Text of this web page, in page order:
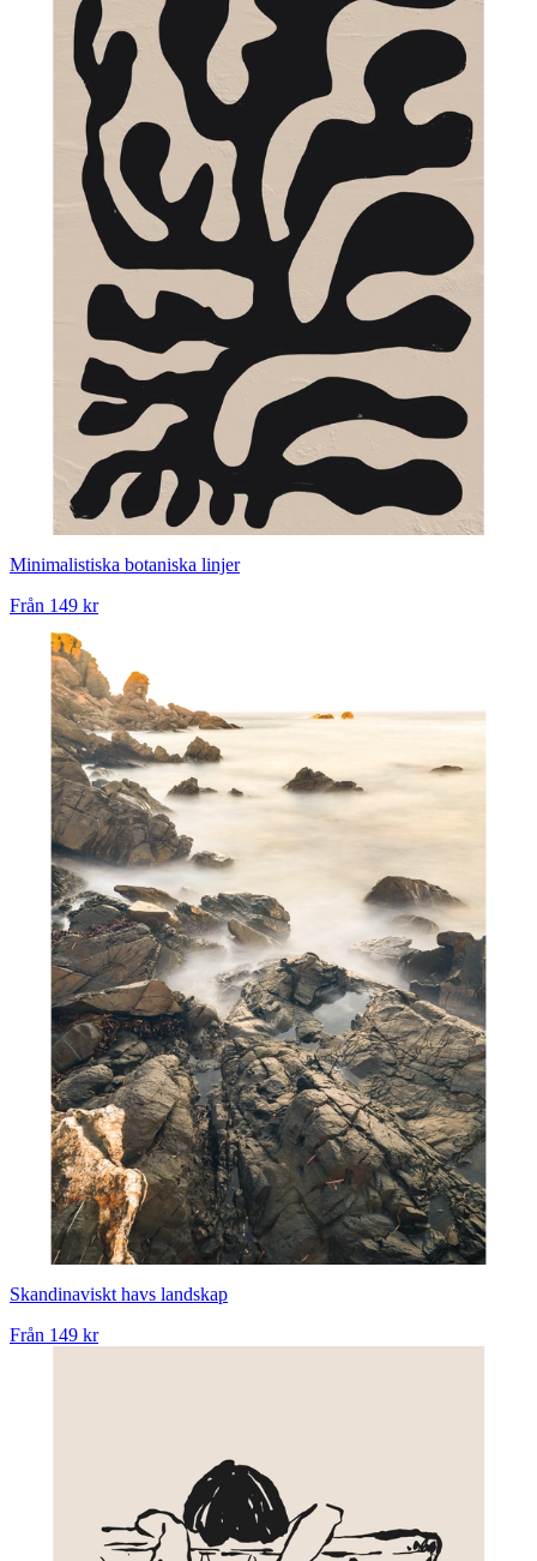
Minimalistiska botaniska linjer
Från 149 kr
Skandinaviskt havs landskap
Från 149 kr